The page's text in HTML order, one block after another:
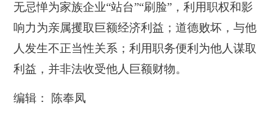
无忌惮为家族企业“站台”“刷脸”，利用职权和影
响力为亲属攫取巨额经济利益；道德败坏，与他
人发生不正当性关系；利用职务便利为他人谋取
利益，并非法收受他人巨额财物。
编辑： 陈奉凤